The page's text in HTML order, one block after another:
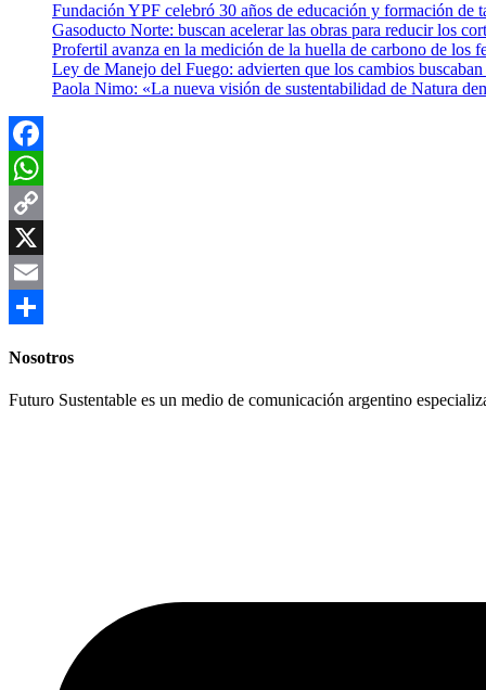
Fundación YPF celebró 30 años de educación y formación de
Gasoducto Norte: buscan acelerar las obras para reducir los
Profertil avanza en la medición de la huella de carbono de los
Ley de Manejo del Fuego: advierten que los cambios
Paola Nimo: «La nueva visión de sustentabilidad de Natura
Facebook
WhatsApp
Copy
Link
X
Email
Nosotros
Futuro Sustentable es un medio de comunicación argentino